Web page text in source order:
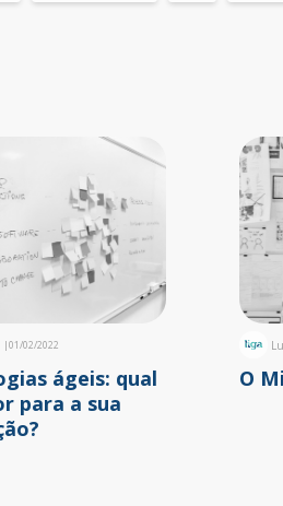
|01/02/2022
ágeis: qual
para a sua
O